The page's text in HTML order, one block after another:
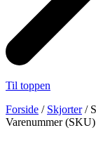
Til toppen
Forside / Skjorter/
Varenummer